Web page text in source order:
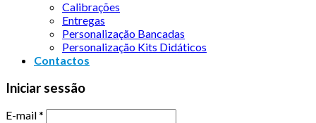
Calibrações
Entregas
Personalização Bancadas
Personalização Kits Didáticos
Contactos
Iniciar sessão
E-mail*